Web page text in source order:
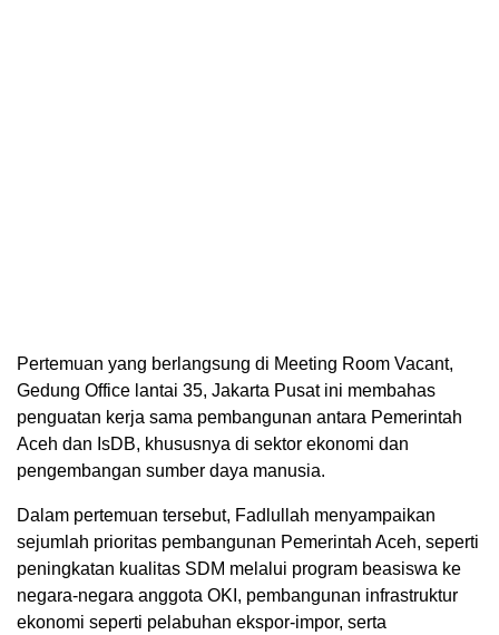
Pertemuan yang berlangsung di Meeting Room Vacant,
Gedung Office lantai 35, Jakarta Pusat ini membahas
penguatan kerja sama pembangunan antara Pemerintah
Aceh dan IsDB, khususnya di sektor ekonomi dan
pengembangan sumber daya manusia.
Dalam pertemuan tersebut, Fadlullah menyampaikan
sejumlah prioritas pembangunan Pemerintah Aceh, seperti
peningkatan kualitas SDM melalui program beasiswa ke
negara-negara anggota OKI, pembangunan infrastruktur
ekonomi seperti pelabuhan ekspor-impor, serta